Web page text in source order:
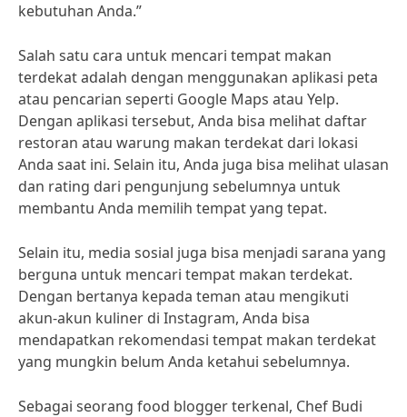
kebutuhan Anda.”
Salah satu cara untuk mencari tempat makan
terdekat adalah dengan menggunakan aplikasi peta
atau pencarian seperti Google Maps atau Yelp.
Dengan aplikasi tersebut, Anda bisa melihat daftar
restoran atau warung makan terdekat dari lokasi
Anda saat ini. Selain itu, Anda juga bisa melihat ulasan
dan rating dari pengunjung sebelumnya untuk
membantu Anda memilih tempat yang tepat.
Selain itu, media sosial juga bisa menjadi sarana yang
berguna untuk mencari tempat makan terdekat.
Dengan bertanya kepada teman atau mengikuti
akun-akun kuliner di Instagram, Anda bisa
mendapatkan rekomendasi tempat makan terdekat
yang mungkin belum Anda ketahui sebelumnya.
Sebagai seorang food blogger terkenal, Chef Budi